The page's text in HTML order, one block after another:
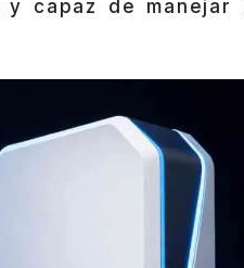
capaz de manejar